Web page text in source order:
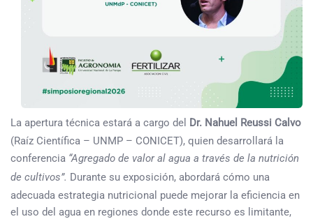
La apertura técnica estará a cargo del Dr. Nahuel Reussi Calvo
(Raíz Científica – UNMP – CONICET), quien desarrollará la
conferencia “Agregado de valor al agua a través de la nutrición
de cultivos”. Durante su exposición, abordará cómo una
adecuada estrategia nutricional puede mejorar la eficiencia en
el uso del agua en regiones donde este recurso es limitante,